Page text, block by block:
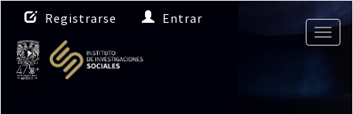
N
a
v
e
g
Registrarse Entrar